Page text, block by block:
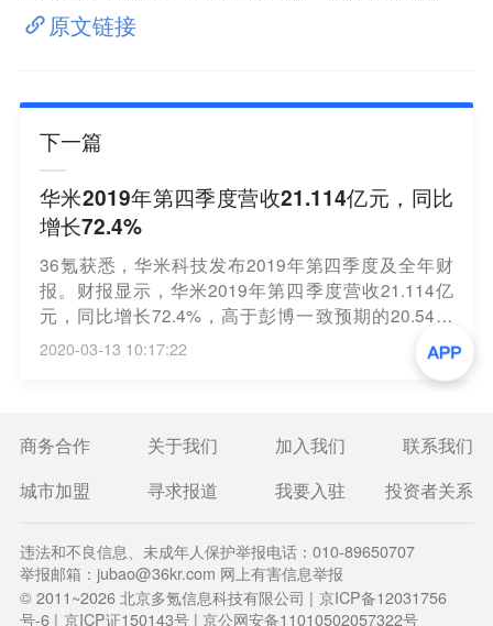
原文链接
下一篇
华米2019年第四季度营收21.114亿元，同比
增长72.4%
36氪获悉，华米科技发布2019年第四季度及全年财
报。财报显示，华米2019年第四季度营收21.114亿
元，同比增长72.4%，高于彭博一致预期的20.54亿
元，也高于公司此前19.3亿元至19.5亿元业绩指引的
上限；GAAP下净利润为2.072亿元，同比增长64.
2020-03-13 10:17:22
商务合作 关于我们 加入我们
联系我们
城市加盟
寻求报道 我要入驻 投资者关系
违法和不良信息、未成年人保护举报电话：010-89650707
举报邮箱：jubao@36kr.com 网上有害信息举报
© 2011~2026北京多氪信息科技有限公司 | 京ICP备12031756
号-6 | 京ICP证150143号 | 京公网安备11010502057322号